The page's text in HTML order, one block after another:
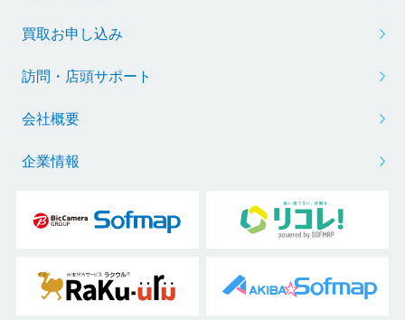
買取お申し込み
訪問・店頭サポート
会社概要
企業情報